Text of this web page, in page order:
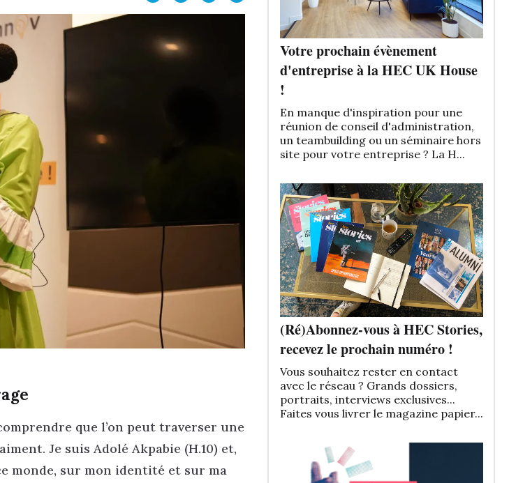
que l’on peut traverser une
Je suis Adolé Akpabie (H.10) et,
monde, sur mon identité et sur ma
Votre prochain évènement
d'entreprise à la HEC UK House
!
En manque d'inspiration pour une
réunion de conseil d'administration,
un teambuilding ou un séminaire hors
site pour votre entreprise ? La H...
(Ré)Abonnez-vous à HEC Stories,
recevez le prochain numéro !
Vous souhaitez rester en contact
avec le réseau ? Grands dossiers,
portraits, interviews exclusives...
Faites vous livrer le magazine papier...